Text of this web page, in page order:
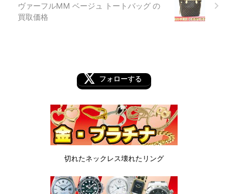
ヴァーフルMM ベージュ トートバッグ の
買取価格
フォローする
切れたネックレス壊れたリング